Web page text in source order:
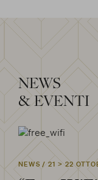
NEWS
& EVENTI
NEWS /21 > 22